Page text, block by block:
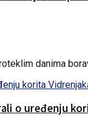
danima
o uređenju